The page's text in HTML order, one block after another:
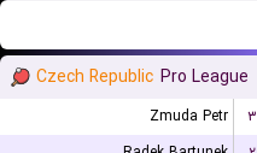
Czech Republic Pro League
Zmuda Petr ۳